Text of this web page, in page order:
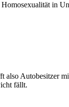
in
also Autobesitzer
fällt.